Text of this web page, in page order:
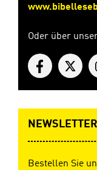
Oder über
Bestellen Sie